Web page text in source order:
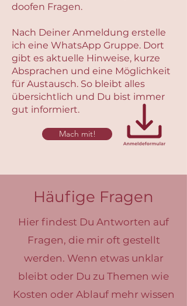
doofen Fragen.
Nach Deiner Anmeldung erstelle
ich eine WhatsApp Gruppe. Dort
gibt es aktuelle Hinweise, kurze
Absprachen und eine Möglichkeit
für Austausch. So bleibt alles
übersichtlich und Du bist immer
gut informiert.
Mach mit!
Häufige Fragen
Hier findest Du Antworten auf
Fragen, die mir oft gestellt
werden. Wenn etwas unklar
bleibt oder Du zu Themen wie
Kosten oder Ablauf mehr wissen